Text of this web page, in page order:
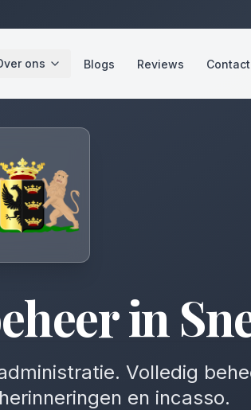
ons Blogs Reviews Contact
in
Volledig
en incasso.